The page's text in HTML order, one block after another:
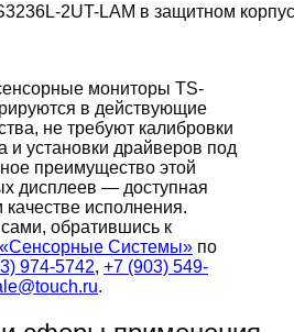
2UT-LAM в защитном
мониторы TS-
в действующие
не требуют калибровки
и установки драйверов под
преимущество этой
дисплеев — доступная
исполнения.
обратившись к
Системы» по
974-5742, +7 (903) 549-
.